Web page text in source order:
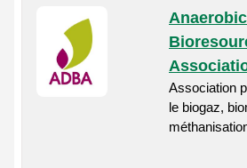
Association
le biogaz,